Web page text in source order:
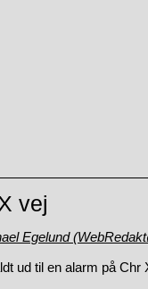
vej
Egelund
ud til en alarm på Chr